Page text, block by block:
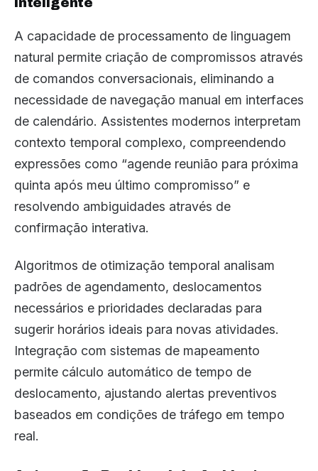
A capacidade de processamento de linguagem
natural permite criação de compromissos através
de comandos conversacionais, eliminando a
necessidade de navegação manual em interfaces
de calendário. Assistentes modernos interpretam
contexto temporal complexo, compreendendo
expressões como “agende reunião para próxima
quinta após meu último compromisso” e
resolvendo ambiguidades através de
confirmação interativa.
Algoritmos de otimização temporal analisam
padrões de agendamento, deslocamentos
necessários e prioridades declaradas para
sugerir horários ideais para novas atividades.
Integração com sistemas de mapeamento
permite cálculo automático de tempo de
deslocamento, ajustando alertas preventivos
baseados em condições de tráfego em tempo
real.